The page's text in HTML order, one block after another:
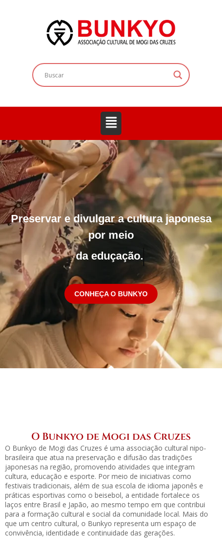
Preservar e divulgar a cultura japonesa
por meio
do esporte.
CONHEÇA O BUNKYO
O Bunkyo de Mogi das Cruzes
O Bunkyo de Mogi das Cruzes é uma associação cultural nipo-
brasileira que atua na preservação e difusão das tradições
japonesas na região, promovendo atividades que integram
cultura, educação e esporte. Por meio de iniciativas como
festivais tradicionais, além de sua escola de idioma japonês e
práticas esportivas como o beisebol, a entidade fortalece os
laços entre Brasil e Japão, ao mesmo tempo em que contribui
para a formação cultural e social da comunidade local. Mais do
que um centro cultural, o Bunkyo representa um espaço de
convivência, identidade e continuidade das gerações.